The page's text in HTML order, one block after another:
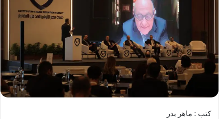
كتب : ماهر بدر